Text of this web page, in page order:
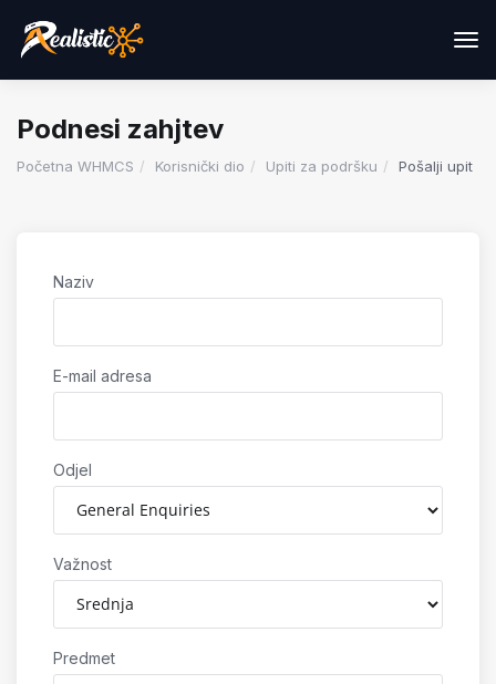
Podnesi zahjtev
Početna WHMCS Korisnički dio Upiti za podršku Pošalji upit
Naziv
E-mail adresa
Odjel
Važnost
Predmet